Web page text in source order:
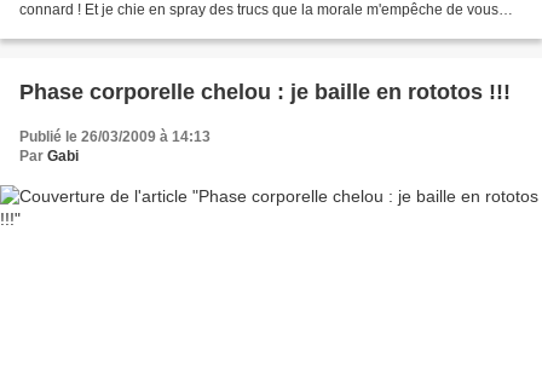
connard ! Et je chie en spray des trucs que la morale m'empêche de vous
Phase corporelle chelou : je baille en rototos !!!
Publié le 26/03/2009 à 14:13
Par Gabi